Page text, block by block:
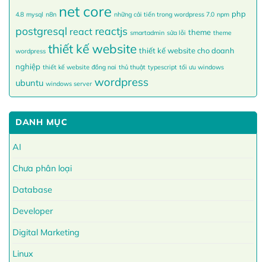
4.8 mysql n8n net core những cải tiến trong wordpress 7.0 npm php
postgresql react reactjs smartadmin sửa lỗi theme theme
wordpress thiết kế website thiết kế website cho doanh
nghiệp thiết kế website đồng nai thủ thuật typescript tối ưu windows
ubuntu windows server wordpress
DANH MỤC
AI
Chưa phân loại
Database
Developer
Digital Marketing
Linux